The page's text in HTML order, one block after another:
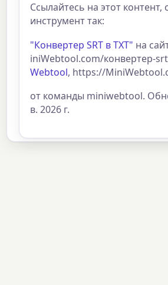
Ссылайтесь на этот контент,
инструмент так:
"Конвертер SRT в TXT" на
iniWebtool.com/конвертер-
Webtool, https://
от команды miniwebtool.
в. 2026 г.